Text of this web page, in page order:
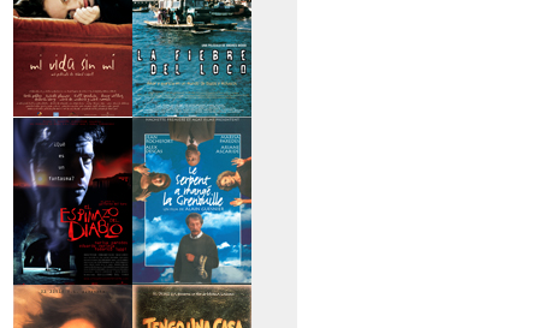
>Mi vida sin mi >La fiebre del loco
>El espinazo del
diablo
>A trabajar!